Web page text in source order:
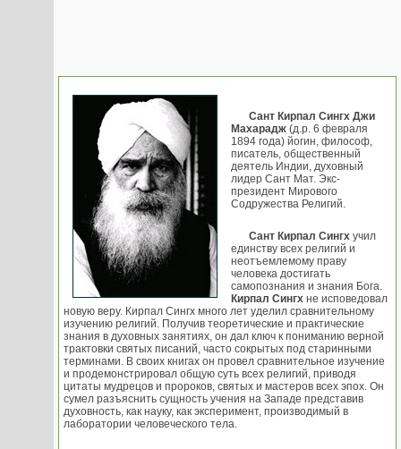
Сант Кирпал Сингх Джи
Махарадж (д.р. 6 февраля
1894 года) йогин, философ,
писатель, общественный
деятель Индии, духовный
лидер Сант Мат. Экс-
президент Мирового
Содружества Религий.
Сант Кирпал Сингх учил
единству всех религий и
неотъемлемому праву
человека достигать
самопознания и знания Бога.
Кирпал Сингх не исповедовал
новую веру. Кирпал Сингх много лет уделил сравнительному
изучению религий. Получив теоретические и практические
знания в духовных занятиях, он дал ключ к пониманию верной
трактовки святых писаний, часто сокрытых под старинными
терминами. В своих книгах он провел сравнительное изучение
и продемонстрировал общую суть всех религий, приводя
цитаты мудрецов и пророков, святых и мастеров всех эпох. Он
сумел разъяснить сущность учения на Западе представив
духовность, как науку, как эксперимент, производимый в
лаборатории человеческого тела.